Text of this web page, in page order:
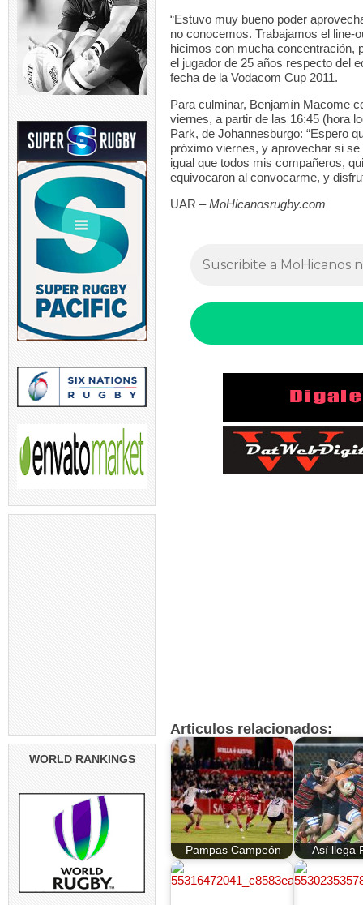
WORLD RANKINGS
“Estuvo muy bueno poder
no conocemos. Trabajamos el line-
hicimos con mucha concentración,
el jugador de 25 años respecto del
fecha de la Vodacom Cup 2011.
Para culminar, Benjamín Macome
viernes, a partir de las 16:45 (hora
Park, de Johannesburgo: “Espero
próximo viernes, y aprovechar si
igual que todos mis compañeros,
equivocaron al convocarme, y
UAR –MoHicanosrugby.com
Articulos relacionados:
Pampas Campeón Así llega